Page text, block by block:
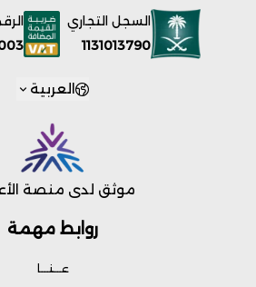
روابط مهمة
عـــنـــا
السجل التجاري
1131013790
العربية
موثق لدى منصة